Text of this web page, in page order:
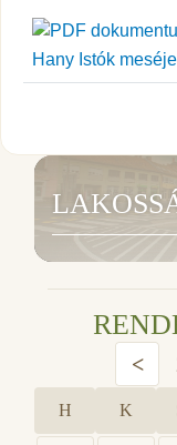
Hany Istók
<
H K